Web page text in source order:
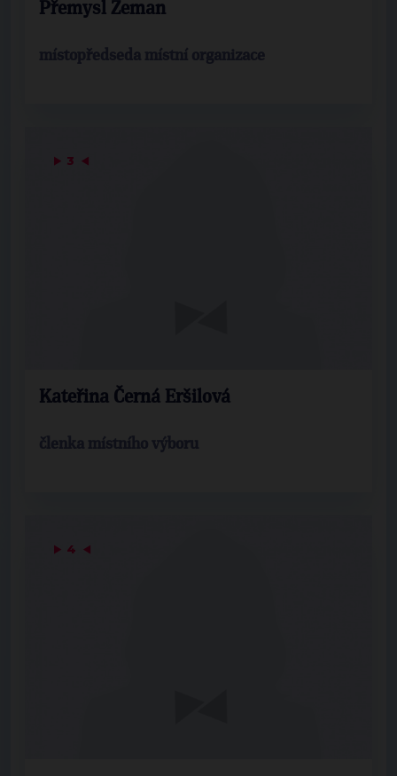
Přemysl Zeman
místopředseda místní organizace
▶ 3 ◀
Kateřina Černá Eršilová
členka místního výboru
▶ 4 ◀